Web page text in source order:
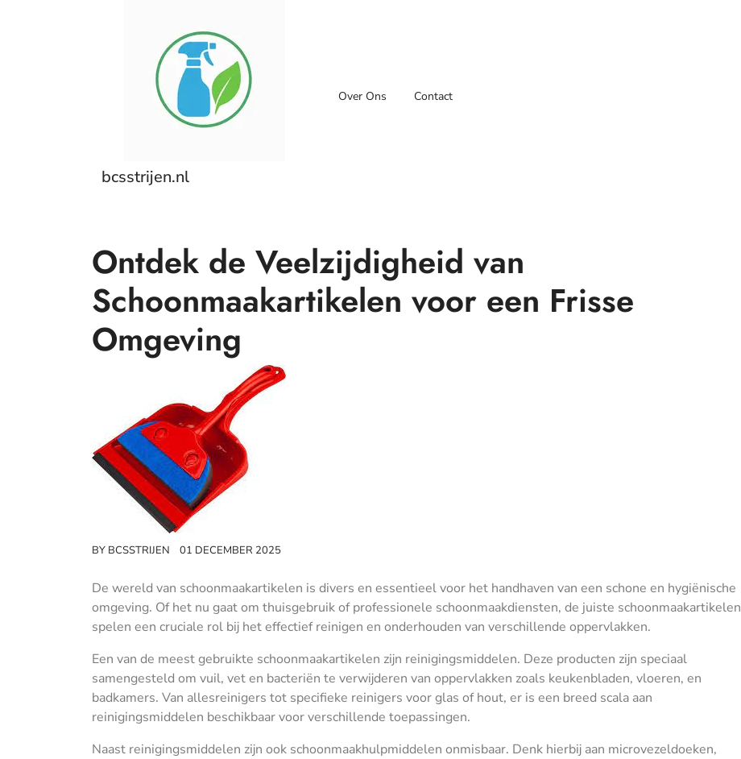
bcsstrijen.nl
Over Ons Contact
Ontdek de Veelzijdigheid van
Schoonmaakartikelen voor een Frisse
Omgeving
BY BCSSTRIJEN 01 DECEMBER 2025
De wereld van schoonmaakartikelen is divers en essentieel voor het handhaven van een schone en hygiënische
omgeving. Of het nu gaat om thuisgebruik of professionele schoonmaakdiensten, de juiste schoonmaakartikelen
spelen een cruciale rol bij het effectief reinigen en onderhouden van verschillende oppervlakken.
Een van de meest gebruikte schoonmaakartikelen zijn reinigingsmiddelen. Deze producten zijn speciaal
samengesteld om vuil, vet en bacteriën te verwijderen van oppervlakken zoals keukenbladen, vloeren, en
badkamers. Van allesreinigers tot specifieke reinigers voor glas of hout, er is een breed scala aan
reinigingsmiddelen beschikbaar voor verschillende toepassingen.
Naast reinigingsmiddelen zijn ook schoonmaakhulpmiddelen onmisbaar. Denk hierbij aan microvezeldoeken,